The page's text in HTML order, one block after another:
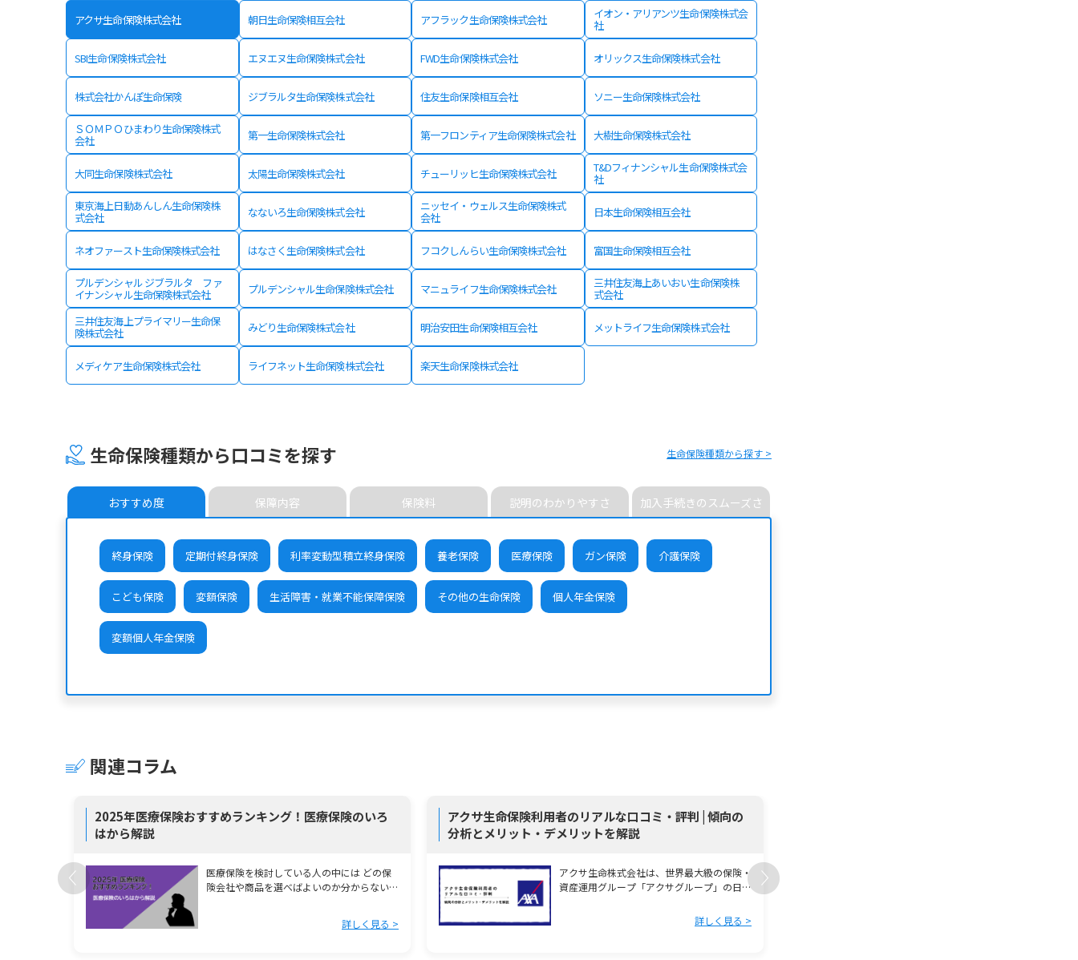
アクサ生命保険株式会社 朝日生命保険相互会社 アフラック生命保険株式会社 イオン・アリアンツ生命保険株式会
社
SBI生命保険株式会社 エヌエヌ生命保険株式会社 FWD生命保険株式会社 オリックス生命保険株式会社
株式会社かんぽ生命保険 ジブラルタ生命保険株式会社 住友生命保険相互会社 ソニー生命保険株式会社
ＳＯＭＰＯひまわり生命保険株式
会社 第一生命保険株式会社 第一フロンティア生命保険株式会社 大樹生命保険株式会社
大同生命保険株式会社 太陽生命保険株式会社 チューリッヒ生命保険株式会社 T&Dフィナンシャル生命保険株式会
社
東京海上日動あんしん生命保険株
式会社 なないろ生命保険株式会社 ニッセイ・ウェルス生命保険株式
会社 日本生命保険相互会社
ネオファースト生命保険株式会社 はなさく生命保険株式会社 フコクしんらい生命保険株式会社 富国生命保険相互会社
プルデンシャル ジブラルタ ファ
イナンシャル生命保険株式会社 プルデンシャル生命保険株式会社 マニュライフ生命保険株式会社 三井住友海上あいおい生命保険株
式会社
三井住友海上プライマリー生命保
険株式会社 みどり生命保険株式会社 明治安田生命保険相互会社 メットライフ生命保険株式会社
メディケア生命保険株式会社 ライフネット生命保険株式会社 楽天生命保険株式会社
生命保険種類から口コミを探す
おすすめ度 保障内容 保険料 説明のわかりやすさ 加入手続きのスムーズさ
終身保険 定期付終身保険 利率変動型積立終身保険 養老保険 医療保険 ガン保険 介護保険
こども保険 変額保険 生活障害・就業不能保障保険 その他の生命保険 個人年金保険
変額個人年金保険
生命保険種類から探す >
関連コラム
2025年医療保険おすすめランキング！医療保険のいろ
はから解説
医療保険を検討している人の中には どの保
険会社や商品を選べばよいのか分からない
詳しく見る >
アクサ生命保険利用者のリアルな口コミ・評判 | 傾向の
分析とメリット・デメリットを解説
アクサ生命株式会社は、世界最大級の保険・
資産運用グループ「アクサグループ」の日本
詳しく見る >